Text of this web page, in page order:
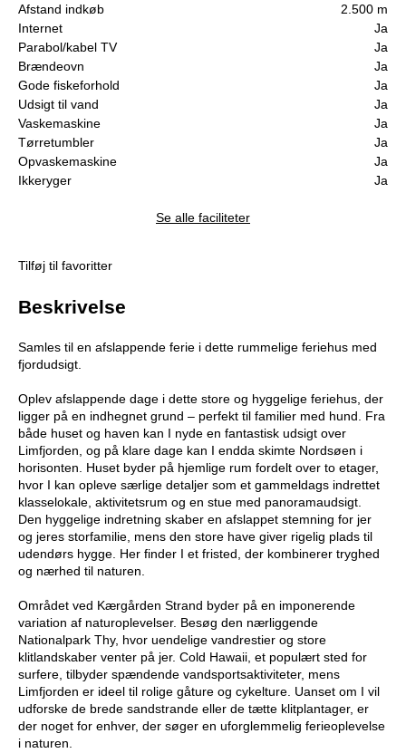
Afstand indkøb
2.500 m
Internet
Ja
Parabol/kabel TV
Ja
Brændeovn
Ja
Gode fiskeforhold
Ja
Udsigt til vand
Ja
Vaskemaskine
Ja
Tørretumbler
Ja
Opvaskemaskine
Ja
Ikkeryger
Ja
Se alle faciliteter
Tilføj til favoritter
Beskrivelse
Samles til en afslappende ferie i dette rummelige feriehus med
fjordudsigt.
Oplev afslappende dage i dette store og hyggelige feriehus, der
ligger på en indhegnet grund – perfekt til familier med hund. Fra
både huset og haven kan I nyde en fantastisk udsigt over
Limfjorden, og på klare dage kan I endda skimte Nordsøen i
horisonten. Huset byder på hjemlige rum fordelt over to etager,
hvor I kan opleve særlige detaljer som et gammeldags indrettet
klasselokale, aktivitetsrum og en stue med panoramaudsigt.
Den hyggelige indretning skaber en afslappet stemning for jer
og jeres storfamilie, mens den store have giver rigelig plads til
udendørs hygge. Her finder I et fristed, der kombinerer tryghed
og nærhed til naturen.
Området ved Kærgården Strand byder på en imponerende
variation af naturoplevelser. Besøg den nærliggende
Nationalpark Thy, hvor uendelige vandrestier og store
klitlandskaber venter på jer. Cold Hawaii, et populært sted for
surfere, tilbyder spændende vandsportsaktiviteter, mens
Limfjorden er ideel til rolige gåture og cykelture. Uanset om I vil
udforske de brede sandstrande eller de tætte klitplantager, er
der noget for enhver, der søger en uforglemmelig ferieoplevelse
i naturen.